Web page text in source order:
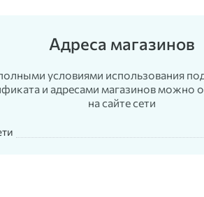
Адреса магазинов
условиями использования
и адресами магазинов можно
на сайте сети